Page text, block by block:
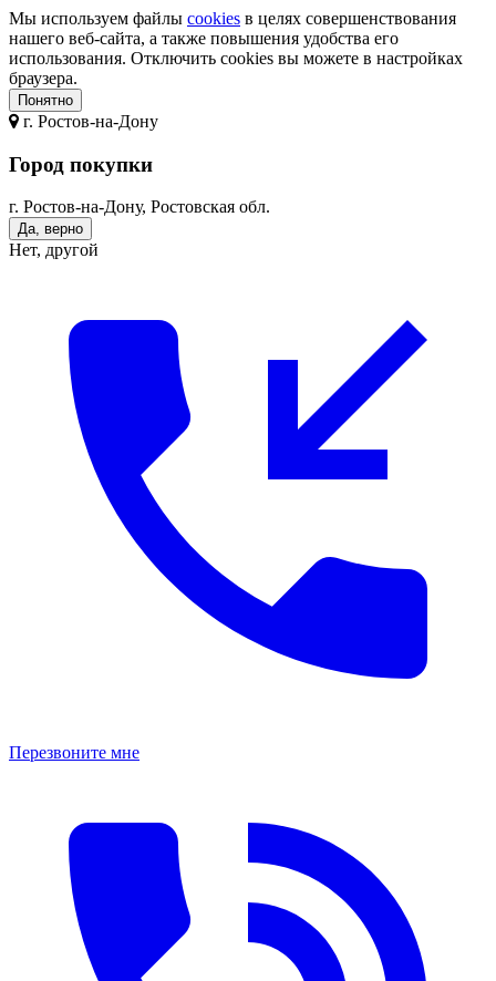
Мы используем файлы cookies в целях совершенствования
нашего веб-сайта, а также повышения удобства его
использования. Отключить cookies вы можете в настройках
браузера.
Понятно
г. Ростов-на-Дону
Город покупки
г. Ростов-на-Дону, Ростовская обл.
Да, верно
Нет, другой
Перезвоните мне